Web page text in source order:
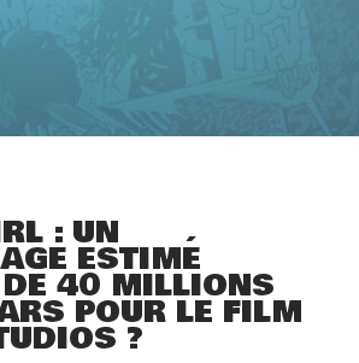
: UN
ESTIMÉ
40 MILLIONS
POUR LE FILM
?